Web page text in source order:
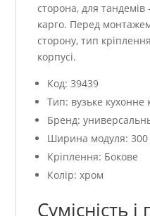
сторона, для тандемів
карго. Перед
сторону, тип
корпусі.
Код: 39439
Тип: вузьке кухонне
Бренд:
Ширина модуля:
Кріплення: Бокове
Колір: хром
Сумісність